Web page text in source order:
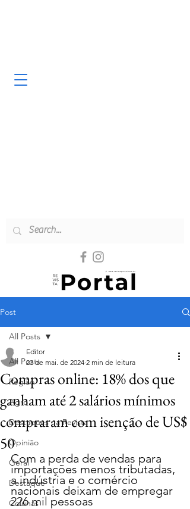
Post
All Posts
Região
Agro
Destaques na Revista
Opinião
Geral
Destaque
Colunas
All Posts
Compras online: 18% dos que
ganham até 2 salários mínimos
compraram com isenção de US$
50
Editor
23 de mai. de 2024 2 min de leitura
Com a perda de vendas para
importações menos tributadas,
a indústria e o comércio
nacionais deixam de empregar
226 mil pessoas